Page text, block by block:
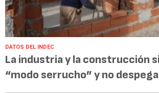
DATOS DEL INDEC
La industria y la construcción
“modo serrucho” y no